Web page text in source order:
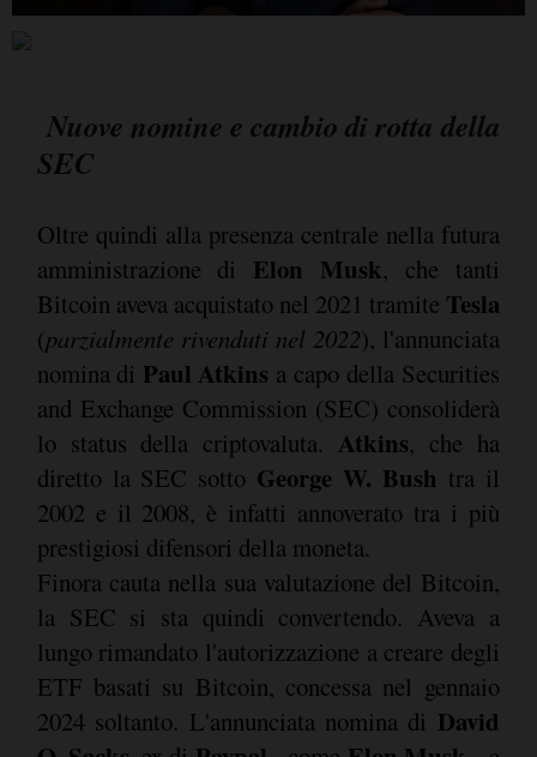
Nuove nomine e cambio di rotta della
SEC
Oltre quindi alla presenza centrale nella futura
amministrazione di Elon Musk, che tanti
Bitcoin aveva acquistato nel 2021 tramite Tesla
(parzialmente rivenduti nel 2022), l'annunciata
nomina di Paul Atkins a capo della Securities
and Exchange Commission (SEC) consoliderà
lo status della criptovaluta. Atkins, che ha
diretto la SEC sotto George W. Bush tra il
2002 e il 2008, è infatti annoverato tra i più
prestigiosi difensori della moneta.
Finora cauta nella sua valutazione del Bitcoin,
la SEC si sta quindi convertendo. Aveva a
lungo rimandato l'autorizzazione a creare degli
ETF basati su Bitcoin, concessa nel gennaio
2024 soltanto. L'annunciata nomina di David